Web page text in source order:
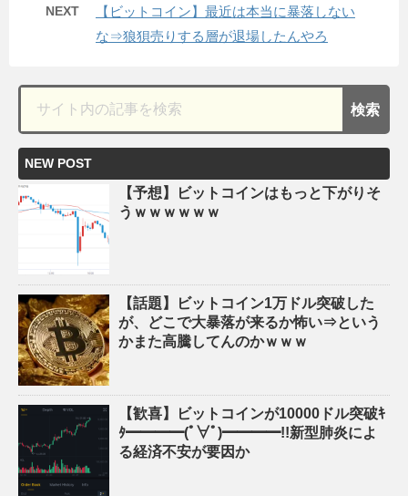
NEXT
【ビットコイン】最近は本当に暴落しない
な⇒狼狽売りする層が退場したんやろ
NEW POST
【予想】ビットコインはもっと下がりそ
うｗｗｗｗｗｗ
【話題】ビットコイン1万ドル突破した
が、どこで大暴落が来るか怖い⇒という
かまた高騰してんのかｗｗｗ
【歓喜】ビットコインが10000ドル突破ｷ
ﾀ━━━━(ﾟ∀ﾟ)━━━━!!新型肺炎によ
る経済不安が要因か